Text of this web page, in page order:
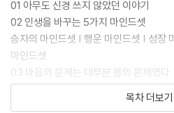
01 아무도 신경 쓰지 않았던 이야기
02 인생을 바꾸는 5가지 마인드셋
승자의 마인드셋 | 행운 마인드셋 | 성장
마인드셋
03 마음의 문제는 대부분 몸의 문제였다
디지털 디톡스 | 관조 글쓰기 | 운동 | 땅
04 이것을 만나고 모든 게 바뀌었다
목차 더보기